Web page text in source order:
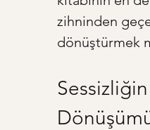
zihninden
dönüştürmek